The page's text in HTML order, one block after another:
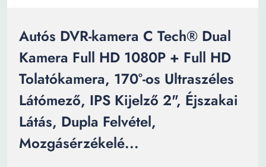
Autós DVR-kamera C Tech® Dual
Kamera Full HD 1080P + Full HD
Tolatókamera, 170°-os Ultraszéles
Látómező, IPS Kijelző 2", Éjszakai
Látás, Dupla Felvétel,
Mozgásérzékelé...